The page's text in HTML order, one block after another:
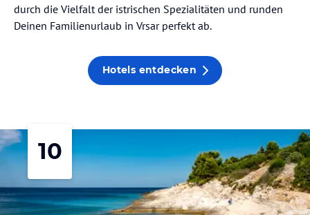
durch die Vielfalt der istrischen Spezialitäten und runden
Deinen Familienurlaub in Vrsar perfekt ab.
Hotels entdecken
10